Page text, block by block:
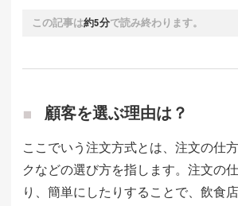
この記事は約5分で読み終わります。
顧客を選ぶ理由は？
ここでいう注文方式とは、注文の仕
クなどの選び方を指します。注文の
り、簡単にしたりすることで、飲食